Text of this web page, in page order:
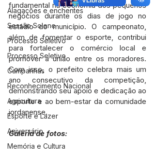
Alagações e enchentes
Sessão Solene
Processo Seletivo
Processo Seletivo
Campanhas
Reconhecimento Nacional
Agricultura
Esporte e Lazer
Aniversário
Memória e Cultura
fundamental na economia dos pequenos
negócios durante os dias de jogo no
estádio do município. O campeonato,
além de fomentar o esporte, contribui
para fortalecer o comércio local e
promover a união entre os moradores.
Com isso, o prefeito celebra mais um
ano consecutivo da competição,
demonstrando seu apoio e dedicação ao
esporte e ao bem-estar da comunidade
jordanense.
Galeria de fotos: